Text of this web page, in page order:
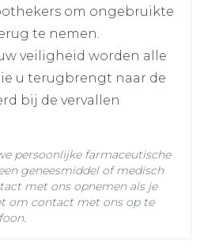
om ongebruikte
te nemen.
veiligheid worden alle
u terugbrengt naar de
bij de vervallen
persoonlijke farmaceutische
geneesmiddel of medisch
met ons opnemen als je
om contact met ons op te